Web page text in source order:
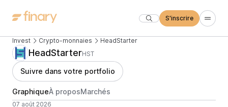
S'inscrire
Invest Crypto-monnaies HeadStarter
HeadStarterHST
Suivre dans votre portfolio
GraphiqueÀ proposMarchés
07 août 2026